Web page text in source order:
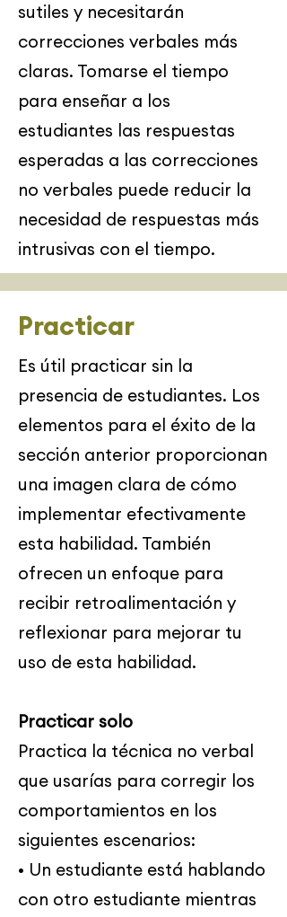
sutiles y necesitarán
correcciones verbales más
claras. Tomarse el tiempo
para enseñar a los
estudiantes las respuestas
esperadas a las correcciones
no verbales puede reducir la
necesidad de respuestas más
intrusivas con el tiempo.
Practicar
Es útil practicar sin la
presencia de estudiantes. Los
elementos para el éxito de la
sección anterior proporcionan
una imagen clara de cómo
implementar efectivamente
esta habilidad. También
ofrecen un enfoque para
recibir retroalimentación y
reflexionar para mejorar tu
uso de esta habilidad.
Practicar solo
Practica la técnica no verbal
que usarías para corregir los
comportamientos en los
siguientes escenarios:
• Un estudiante está hablando
con otro estudiante mientras